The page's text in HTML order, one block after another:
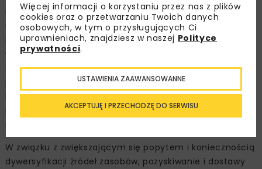
i przetwarzania surowców może wpłynąć Taksonomia
Unii Europejskiej. Górnictwo nie jest obecnie
uwzględnione jako kwalifikująca się działalność
w Taksonomii UE, ale pozyskiwanie krytycznych
surowców może być pośrednio powiązane
przez uwzględnianie tych działań w łańcuchu dostaw.
Komisja Europejska potwierdziła, że pracuje
nad włączeniem również tego obszaru do Taksonomii –
W związku z zwiększającym się popytem i koniecznością
dywersyfikacji źródeł zasobów, pozyskiwanie i dostawy
Więcej informacji o korzystaniu przez nas z plików
cookies oraz o przetwarzaniu Twoich danych
osobowych, w tym o przysługujących Ci
uprawnieniach, znajdziesz w naszej Polityce
prywatności.
AKCEPTUJĘ I PRZECHODZĘ DO SERWISU
USTAWIENIA ZAAWANSOWANNE